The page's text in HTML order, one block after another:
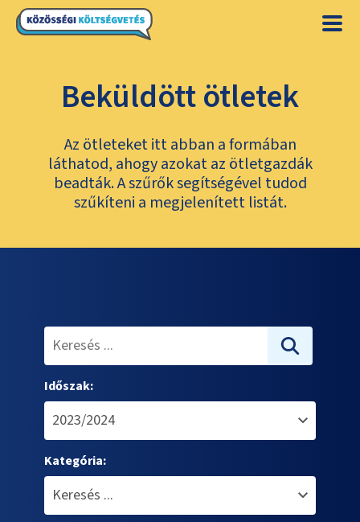
Beküldött ötletek
Az ötleteket itt abban a formában
láthatod, ahogy azokat az ötletgazdák
beadták. A szűrők segítségével tudod
szűkíteni a megjelenített listát.
Időszak:
Kategória: